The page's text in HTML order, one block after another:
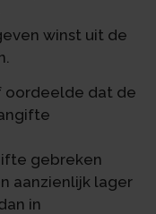
winst uit de
oordeelde dat de
gebreken
aanzienlijk lager
in